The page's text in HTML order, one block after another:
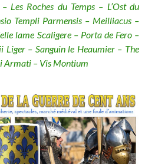
Les Roches du Temps – L’Ost du
Templi Parmensis – Meilliacus –
lame Scaligere – Porta de Fero –
– Sanguin le Heaumier – The
Armati – Vis Montium